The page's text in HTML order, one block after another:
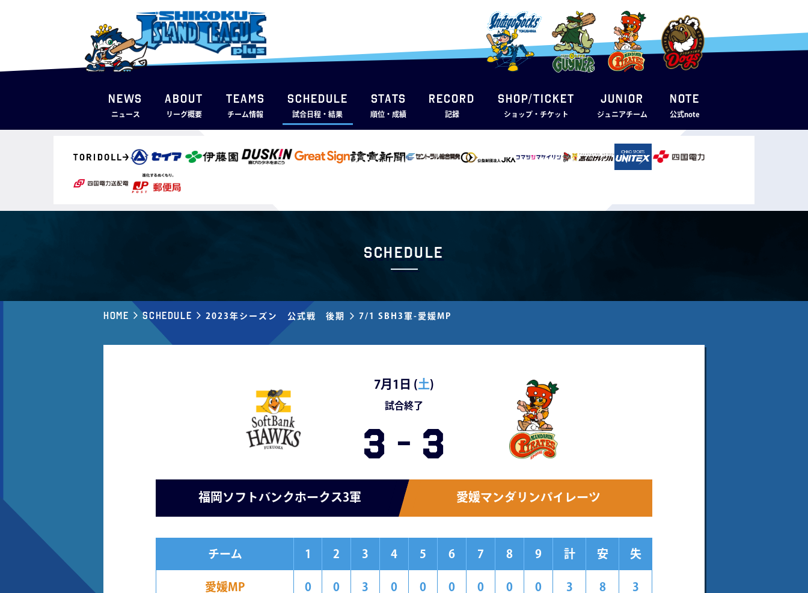
NEWS
ニュース
ABOUT
リーグ概要
TEAMS
チーム情報
SCHEDULE
試合日程・結果
STATS
順位・成績
RECORD
記録
SHOP/TICKET
ショップ・チケット
JUNIOR
ジュニアチーム
note
公式note
Schedule
Home Schedule 2023年シーズン 公式戦 後期 7/1 SBH3軍-愛媛MP
7月1日 (土)
試合終了
3 - 3
福岡ソフトバンクホークス3軍 愛媛マンダリンパイレーツ
チーム 1 2 3 4 5 6 7 8 9 計 安 失
愛媛MP 0 0 3 0 0 0 0 0 0 3 8 3